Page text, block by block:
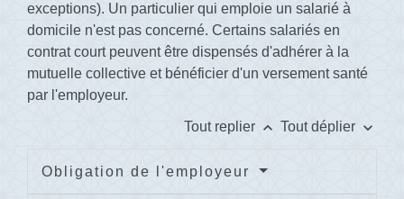
exceptions). Un particulier qui emploie un salarié à
domicile n'est pas concerné. Certains salariés en
contrat court peuvent être dispensés d'adhérer à la
mutuelle collective et bénéficier d'un versement santé
par l'employeur.
Tout replier keyboard_arrow_up Tout déplier keyboard_arrow_down
Obligation de l'employeur